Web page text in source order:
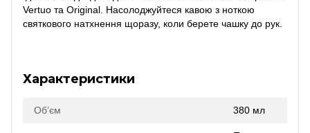
Vertuo та Original. Насолоджуйтеся кавою з ноткою
святкового натхнення щоразу, коли берете чашку до рук.
Характеристики
Об’єм 380 мл